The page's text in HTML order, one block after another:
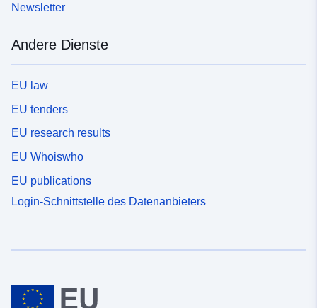
Newsletter
Andere Dienste
EU law
EU tenders
EU research results
EU Whoiswho
EU publications
Login-Schnittstelle des Datenanbieters